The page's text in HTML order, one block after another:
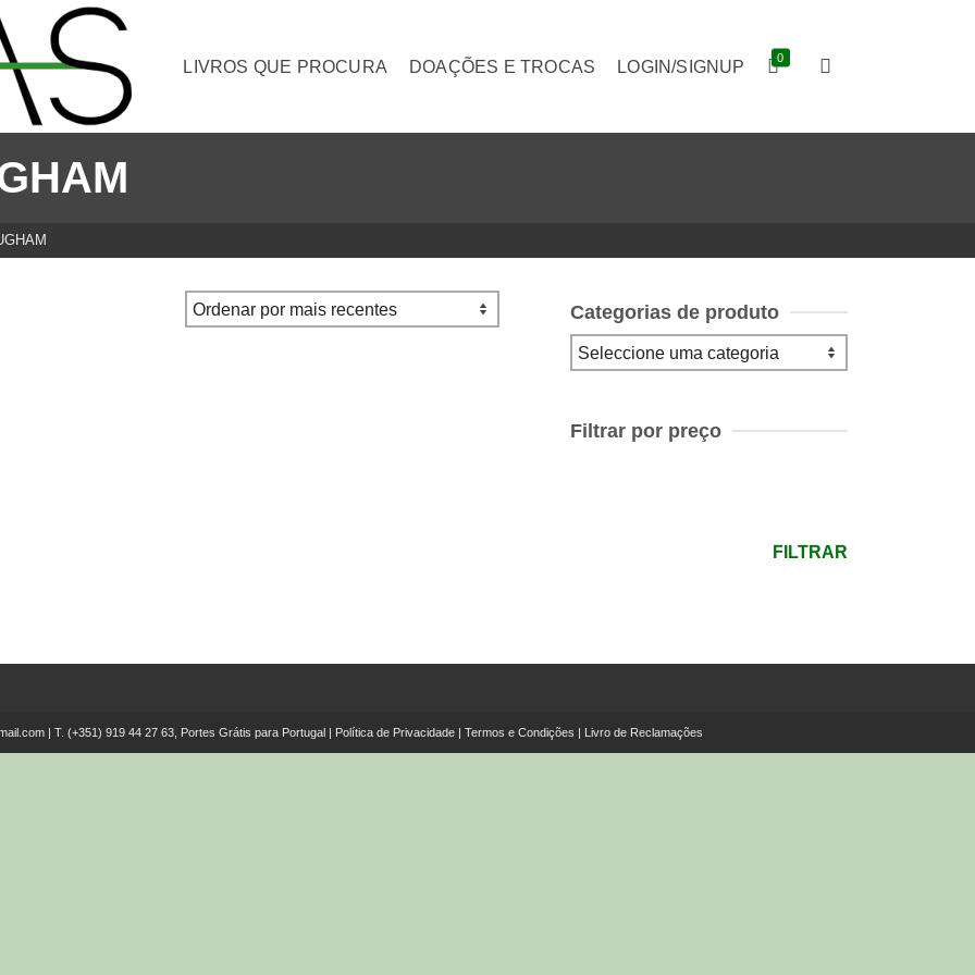
LIVROS QUE PROCURA DOAÇÕES E TROCAS LOGIN/SIGNUP 0
Categorias de produto
Filtrar por preço
FILTRAR
| T. (+351) 919 44 27 63, Portes Grátis para Portugal | Política de Privacidade| Termos e Condições | Livro de Reclamações